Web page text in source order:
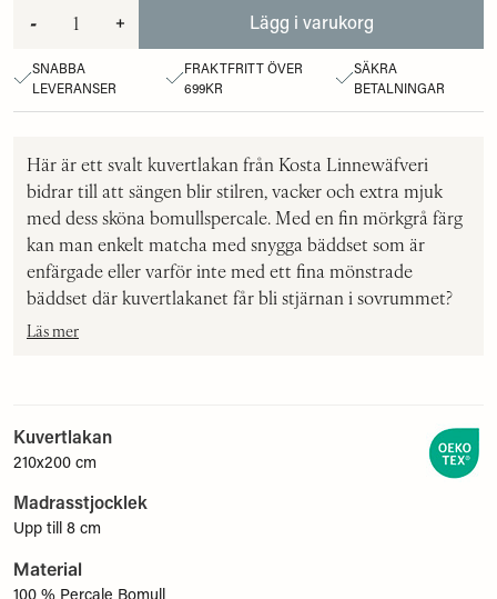
- + Lägg i varukorg
SNABBA
LEVERANSER
FRAKTFRITT ÖVER
699KR
SÄKRA
BETALNINGAR
Här är ett svalt kuvertlakan från Kosta Linnewäfveri
bidrar till att sängen blir stilren, vacker och extra mjuk
med dess sköna bomullspercale. Med en fin mörkgrå färg
kan man enkelt matcha med snygga bäddset som är
enfärgade eller varför inte med ett fina mönstrade
bäddset där kuvertlakanet får bli stjärnan i sovrummet?
Läs mer
Kuvertlakan
210x200 cm
Madrasstjocklek
Upp till 8 cm
Material
100 % Percale Bomull